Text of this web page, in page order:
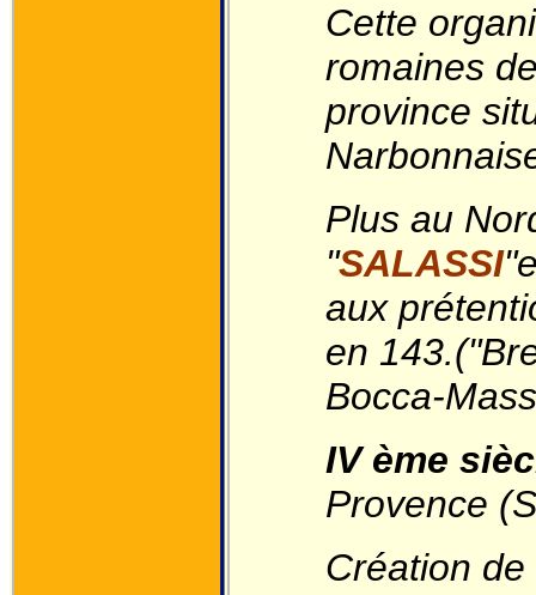
Cette
romaines
province
Plus au
"SALASSI
aux
en
Bocca-
IV ème
Provence
Création